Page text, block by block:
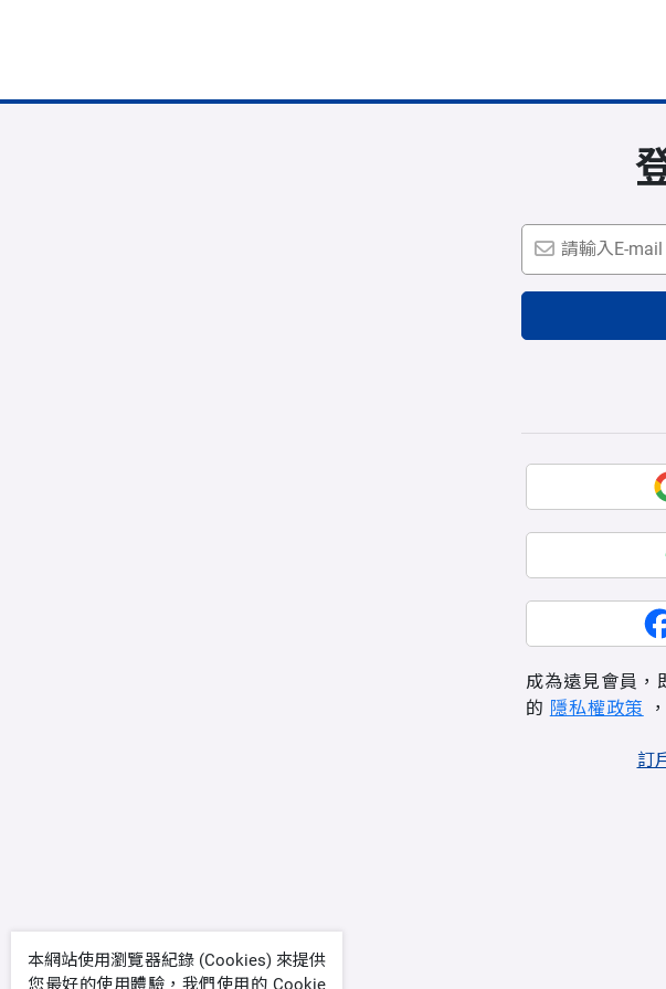
成為遠見會員，
的 隱私權政策
訂
本網站使用瀏覽器紀錄 (Cookies) 來提供
您最好的使用體驗，我們使用的 Cookie